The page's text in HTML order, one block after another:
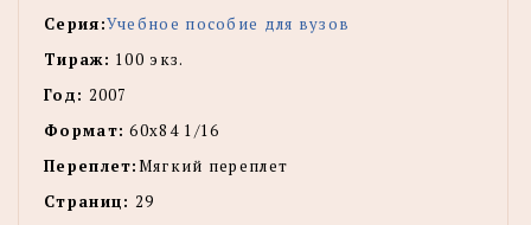
Серия:Учебное пособие для вузов
Тираж: 100 экз.
Год: 2007
Формат: 60х84 1/16
Переплет:Мягкий переплет
Страниц: 29